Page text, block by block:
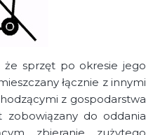
że sprzęt po okresie jego
łącznie z innymi
z gospodarstwa
zobowiązany do oddania
zbieranie zużytego